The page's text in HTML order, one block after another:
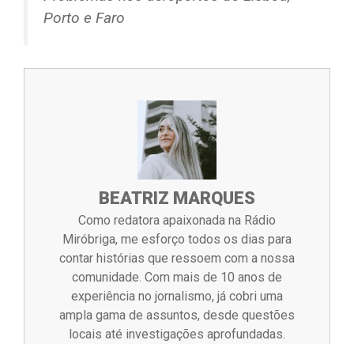
Porto e Faro
BEATRIZ MARQUES
Como redatora apaixonada na Rádio
Miróbriga, me esforço todos os dias para
contar histórias que ressoem com a nossa
comunidade. Com mais de 10 anos de
experiência no jornalismo, já cobri uma
ampla gama de assuntos, desde questões
locais até investigações aprofundadas.